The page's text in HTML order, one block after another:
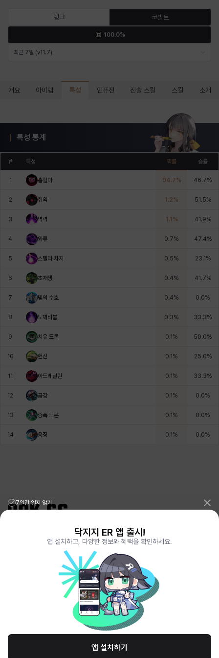
바바라 버니스 블레어 비앙카 비형 샬럿
쇼우 쇼이치
실비아 아델라 아드리아나 아디나 아르다 아비게일
아야 알론소 얀
에스텔 엠마 요한
윌리엄
이슈트반
랭크 코발트
100.0%
최근 7일 (v11.7)
개요 아이템 특성 인퓨전 전술 스킬 스킬 소개
특성 통계
# 특성 픽률 승률
1 흡혈마 94.7% 46.7%
2 취약 1.2% 51.5%
3 벽력 1.1 % 41.9%
4 와류 0.7% 47.4%
5 스텔라 차지 0.5% 23.1 %
6 초재생 0.4% 41.7%
7 빛의 수호 0.4% 0.0%
8 도깨비불 0.3% 33.3%
9 치유 드론 0.1 % 50.0%
10 헌신 0.1 % 25.0%
11 아드레날린 0.1 % 33.3%
12 금강 0.1 % 0.0%
13 증폭 드론 0.1 % 0.0%
14 응징 0.1 % 0.0%
리그오브레전드 전적검색 포로지지PORO.GG
전략적팀전투 TFT 전적검색 롤체지지 LOLCHESS.GG
메이플스토리 종합통계MAPLE.GG
VALORANT.DAK.GG
배틀그라운드 전적검색PUBG.DAK.GG
이터널 리턴 전적검색ER.DAK.GG
GENSHIN.DAK.GG
DEADLOCK.DAK.GG
서비스 이용 약관 개인정보 취급방침 제휴 문의 고객센터 채용
© All Rights Reserved. Hosted by PlayXP Inc. Eternal Return and all related
7일간 열지 않기
닥지지 ER 앱 출시!
앱 설치하고, 다양한 정보와 혜택을 확인하세요.
앱 설치하기